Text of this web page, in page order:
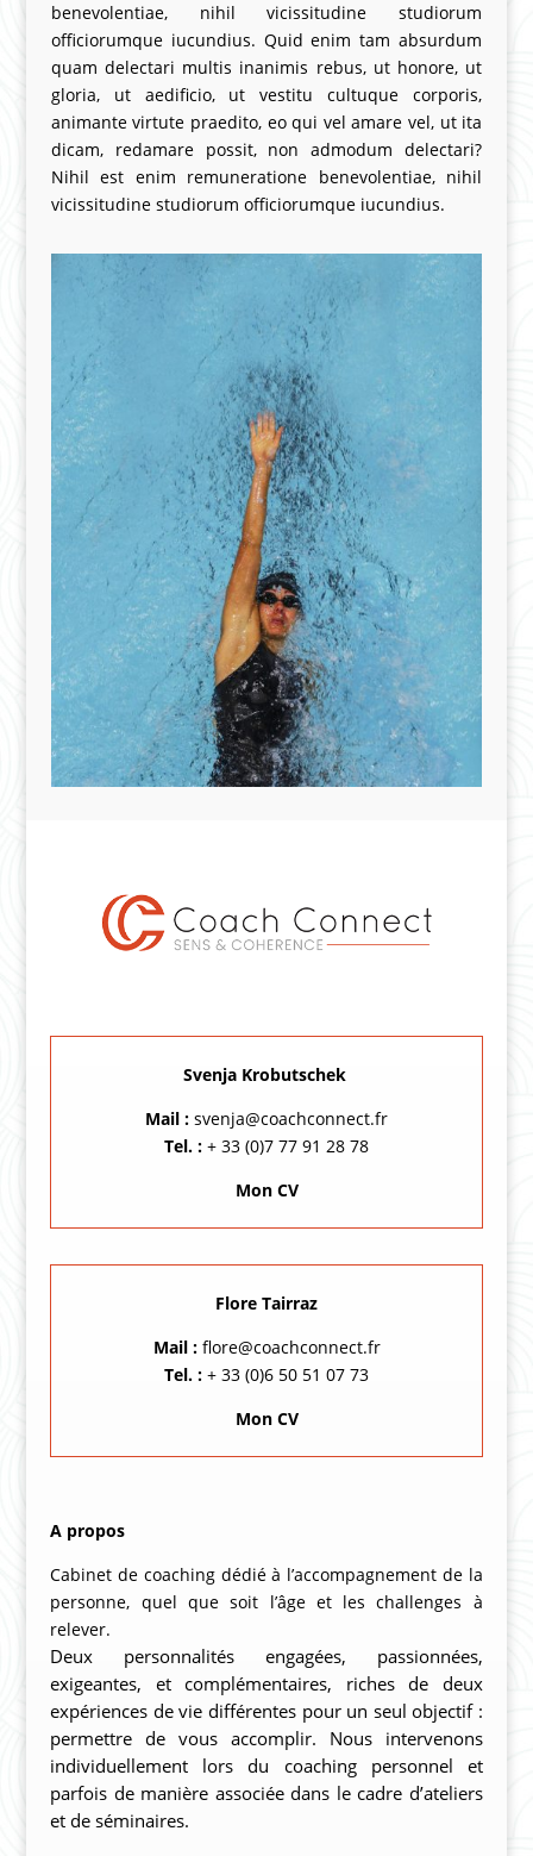
benevolentiae, nihil vicissitudine studiorum
officiorumque iucundius. Quid enim tam absurdum
quam delectari multis inanimis rebus, ut honore, ut
gloria, ut aedificio, ut vestitu cultuque corporis,
animante virtute praedito, eo qui vel amare vel, ut ita
dicam, redamare possit, non admodum delectari?
Nihil est enim remuneratione benevolentiae, nihil
vicissitudine studiorum officiorumque iucundius.
Svenja Krobutschek
Mail : svenja@coachconnect.fr
Tel. : + 33 (0)7 77 91 28 78
Mon CV
Flore Tairraz
Mail : flore@coachconnect.fr
Tel. : + 33 (0)6 50 51 07 73
Mon CV
A propos
Cabinet de coaching dédié à l’accompagnement de la
personne, quel que soit l’âge et les challenges à
relever.
Deux personnalités engagées, passionnées,
exigeantes, et complémentaires, riches de deux
expériences de vie différentes pour un seul objectif :
permettre de vous accomplir. Nous intervenons
individuellement lors du coaching personnel et
parfois de manière associée dans le cadre d’ateliers
et de séminaires.